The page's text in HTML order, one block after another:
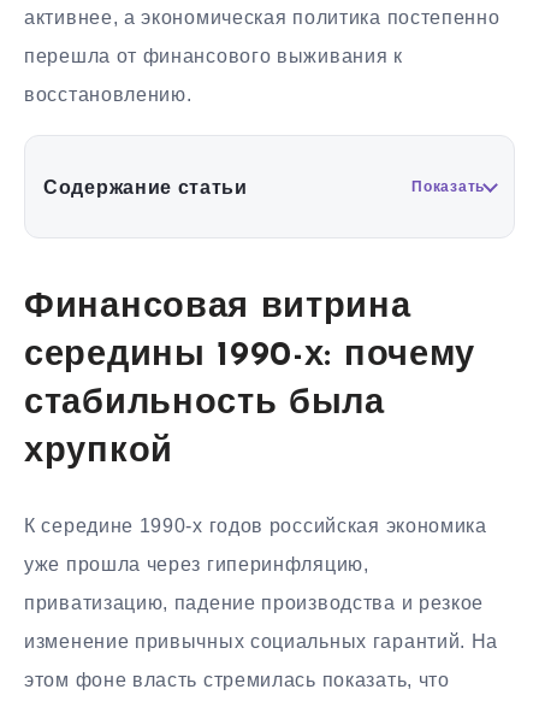
активнее, а экономическая политика постепенно
перешла от финансового выживания к
восстановлению.
Содержание статьи Показать
Финансовая витрина
середины 1990-х: почему
стабильность была
хрупкой
К середине 1990-х годов российская экономика
уже прошла через гиперинфляцию,
приватизацию, падение производства и резкое
изменение привычных социальных гарантий. На
этом фоне власть стремилась показать, что